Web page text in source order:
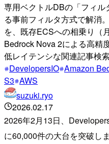
専用ベクトルDBの「フィル
る事前フィルタ方式で解消
を、既存ECSへの相乗り（
Bedrock Nova 2による高精
低レイテンシな関連記事検
DevelopersIO Amazon
S3 AWS
suzuki.ryo
2026.02.17
2026年2月13日、
に60,000件の大台を突破しま